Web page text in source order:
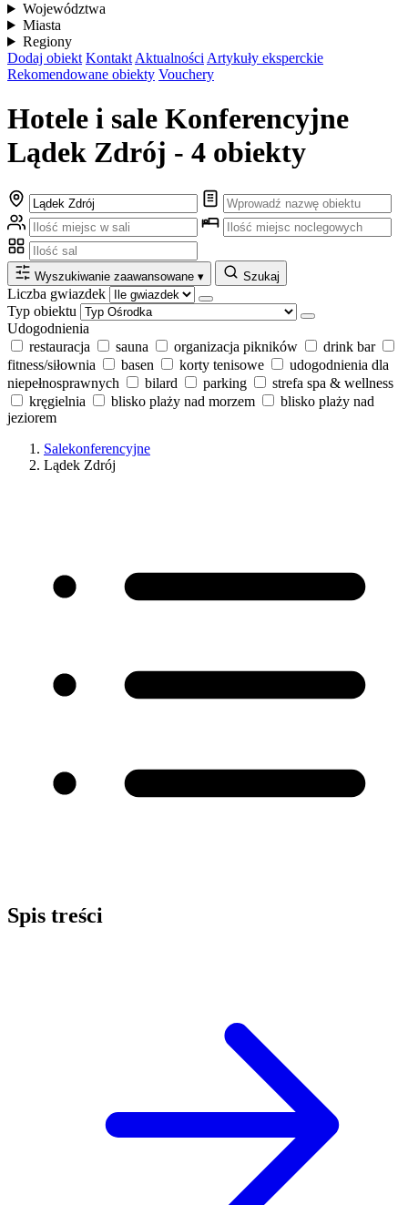
Województwa
Miasta
Regiony
Dodaj obiekt Kontakt Aktualności Artykuły eksperckie
Rekomendowane obiekty Vouchery
Hotele i sale Konferencyjne
Lądek Zdrój - 4 obiekty
Wyszukiwanie zaawansowane ▾ Szukaj
Liczba gwiazdek
Typ obiektu
Udogodnienia
restauracja
sauna organizacja pikników
drink bar
fitness/siłownia
basen korty tenisowe
udogodnienia dla
niepełnosprawnych
bilard parking
strefa spa & wellness
kręgielnia
blisko plaży nad morzem
blisko plaży nad
jeziorem
Salekonferencyjne
Lądek Zdrój
Spis treści